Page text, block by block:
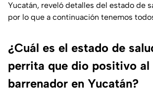
Yucatán, reveló detalles del estado de
por lo que a continuación tenemos
¿Cuál es el estado de
perrita que dio positivo al
barrenador en Yucatán?